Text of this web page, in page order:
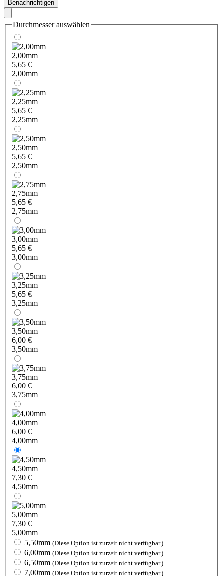
Benachrichtigen
Durchmesserauswählen
2,00mm
5,65 €
2,00mm
2,25mm
5,65 €
2,25mm
2,50mm
5,65 €
2,50mm
2,75mm
5,65 €
2,75mm
3,00mm
5,65 €
3,00mm
3,25mm
5,65 €
3,25mm
3,50mm
6,00 €
3,50mm
3,75mm
6,00 €
3,75mm
4,00mm
6,00 €
4,00mm
4,50mm
7,30 €
4,50mm
5,00mm
7,30 €
5,00mm
5,50mm (Diese Option ist zurzeit nicht verfügbar.)
6,00mm (Diese Option ist zurzeit nicht verfügbar.)
6,50mm (Diese Option ist zurzeit nicht verfügbar.)
7,00mm (Diese Option ist zurzeit nicht verfügbar.)